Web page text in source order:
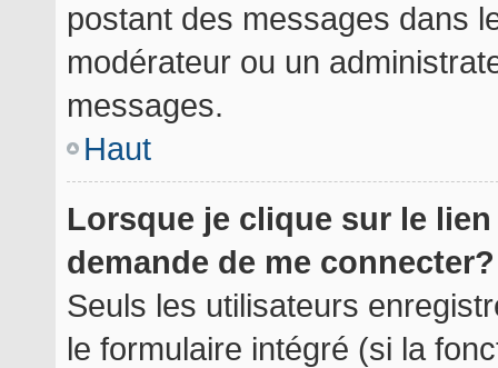
postant des messages dans
modérateur ou un
messages.
Haut
Lorsque je clique sur le
demande de me connecter?
Seuls les utilisateurs
le formulaire intégré (si la